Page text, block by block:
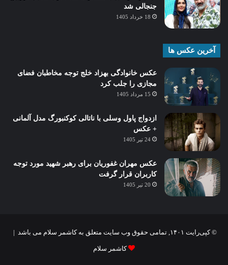
جنجالی شد
18 خرداد 1405
آخرین عکس ها
عکس خانوادگی بهزاد خلج توجه مخاطبان فضای
مجازی را جلب کرد
15 مرداد 1405
ازدواج پاول وسلی با ناتالی کوکنبورگ مدل آلمانی
+ عکس
24 تیر 1405
عکس مهران غفوریان برای رهبر شهید مورد توجه
کاربران قرار گرفت
20 تیر 1405
© کپی‌رایت ۱۴۰۱, تمامی حقوق وب سایت متعلق به کاشمر سلام می باشد |
کاشمر سلام